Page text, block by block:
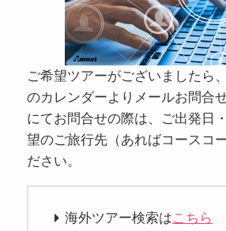
ご希望ツアーがございましたら
のカレンダーよりメールお問合
にてお問合せの際は、ご出発日
望のご旅行先（あればコースコ
ださい。
海外ツアー検索はこちら